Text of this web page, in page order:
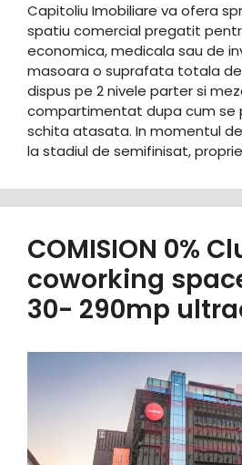
Capitoliu Imobiliare va ofera
spatiu comercial pregatit
economica, medicala sau de
masoara o suprafata totala de
dispus pe 2 nivele parter si
compartimentat dupa cum se
schita atasata. In momentul
la stadiul de semifinisat,
COMISION 0%
coworking
30- 290mp